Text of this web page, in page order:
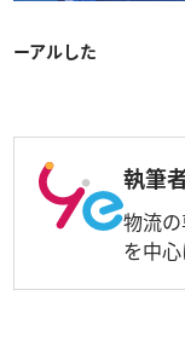
ホームペ
ーアルした
執筆
物流
を中